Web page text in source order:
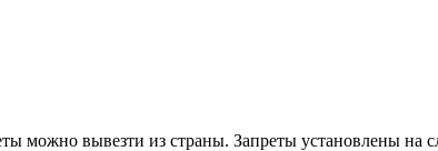
можно вывезти из страны. Запреты установлены на